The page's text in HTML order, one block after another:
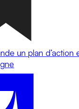
un plan